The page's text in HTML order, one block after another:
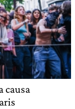
causa